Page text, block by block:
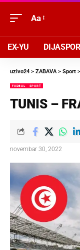
Aa
EX-YU
uzivo24 > ZABAVA> Sport >
FUDBAL SPORT
TUNIS –
novembar 30, 2022